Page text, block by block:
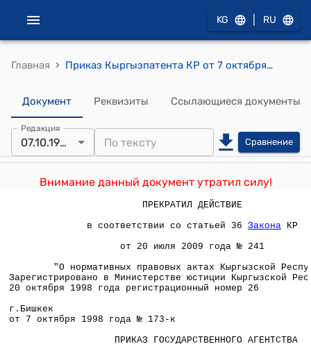
KG RU
Главная › Приказ Кыргызпатента КР от 7 октября 1998 года № 173-к "О Правилах составления, подачи и рассмотрения заявки на регистрацию объекта авторского права и объекта смежных прав"
Документ Реквизиты Ссылающиеся документы
Редакция
07.10.1998 Сравнение
Внимание данный документ утратил силу!